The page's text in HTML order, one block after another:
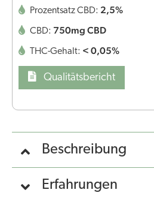
Prozentsatz CBD: 2,5%
CBD: 750mg CBD
THC-Gehalt: < 0,05%
Qualitätsbericht
Beschreibung
Erfahrungen